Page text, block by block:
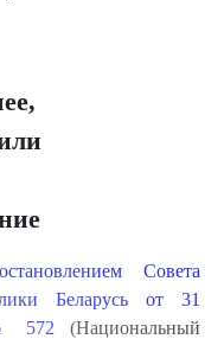
Совета
Беларусь от 31
572 (Национальный